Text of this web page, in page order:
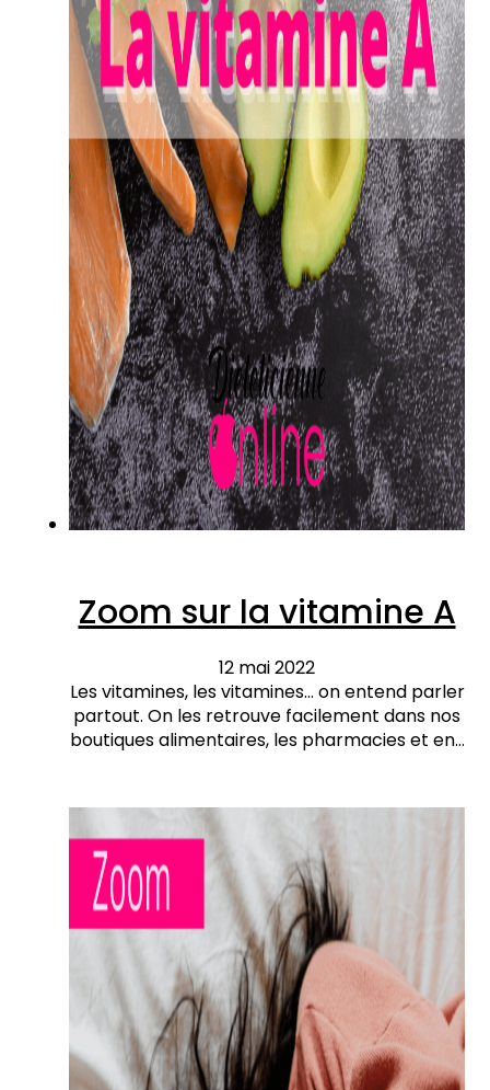
Zoom sur la vitamine A
12 mai 2022
Les vitamines, les vitamines… on entend parler
partout. On les retrouve facilement dans nos
boutiques alimentaires, les pharmacies et en…